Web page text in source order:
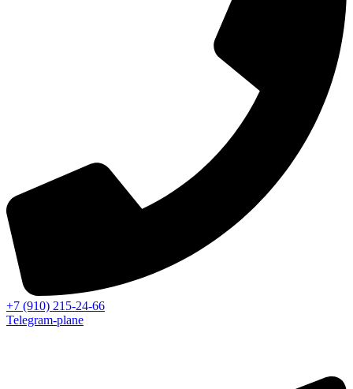
+7 (910) 215-24-66
Telegram-plane